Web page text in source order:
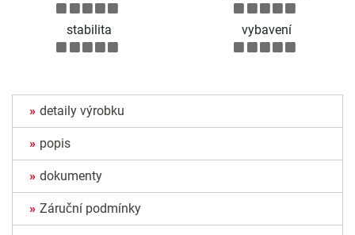
stabilita vybavení
detaily výrobku
popis
dokumenty
Záruční podmínky